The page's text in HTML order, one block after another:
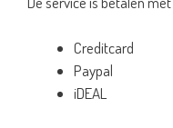
Creditcard
Paypal
iDEAL